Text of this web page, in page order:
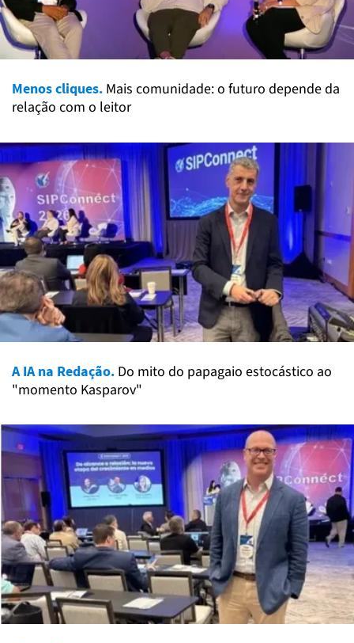
Menos cliques. Mais comunidade: o futuro depende da
relação com o leitor
A IA na Redação. Do mito do papagaio estocástico ao
"momento Kasparov"